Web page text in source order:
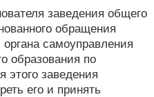
заведения общего
обращения
органа самоуправления
образования по
этого заведения
его и принять